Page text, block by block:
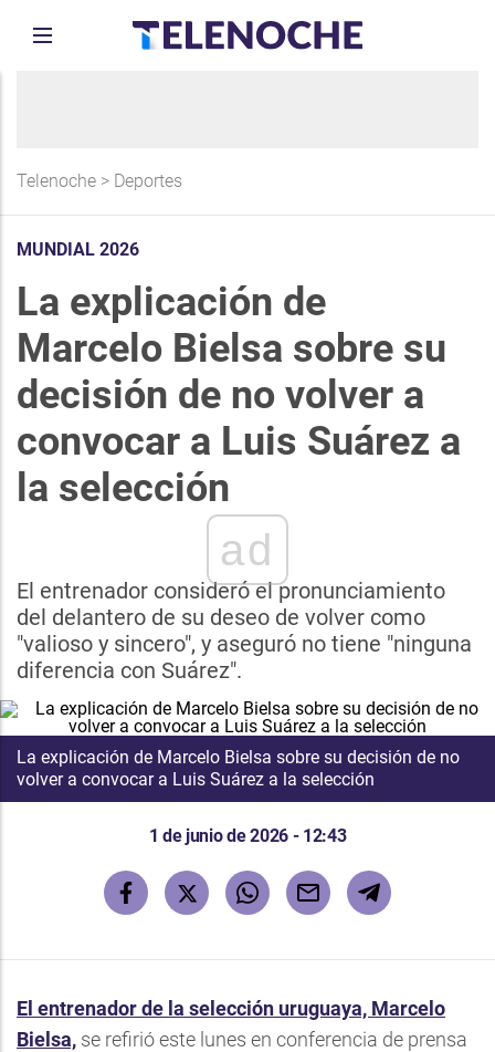
Telenoche > Deportes
MUNDIAL 2026
La explicación de
Marcelo Bielsa sobre su
decisión de no volver a
convocar a Luis Suárez a
la selección
ad
El entrenador consideró el pronunciamiento
del delantero de su deseo de volver como
"valioso y sincero", y aseguró no tiene "ninguna
diferencia con Suárez".
La explicación de Marcelo Bielsa sobre su decisión de no
volver a convocar a Luis Suárez a la selección
1 de junio de 2026 - 12:43
El entrenador de la selección uruguaya, Marcelo
Bielsa, se refirió este lunes en conferencia de prensa